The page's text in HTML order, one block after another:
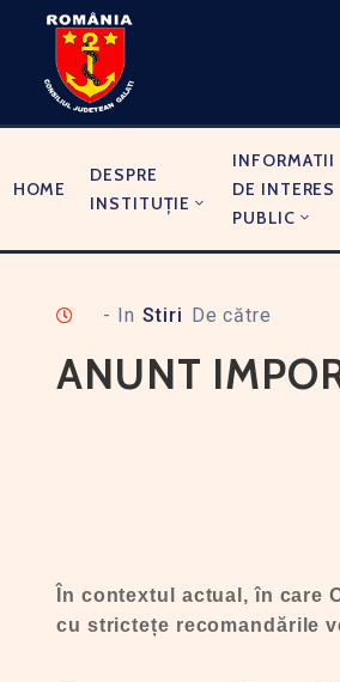
HOME
DESPRE
INSTITUȚIE
INFORMATII
DE INTERES
PUBLIC
- In Stiri De către
ANUNT
În contextul actual, în care
cu strictețe recomandările